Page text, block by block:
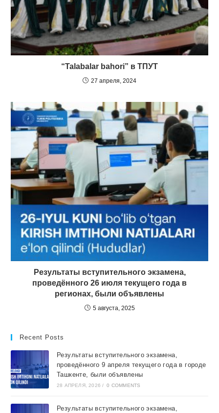
“Talabalar bahori” в ТПУТ
27 апреля, 2024
Результаты вступительного экзамена,
проведённого 26 июля текущего года в
регионах, были объявлены
5 августа, 2025
Recent Posts
Результаты вступительного экзамена,
проведённого 9 апреля текущего года в городе
Ташкентe, были объявлены
28 АПРЕЛЯ, 2026 / 0 COMMENTS
Результаты вступительного экзамена,